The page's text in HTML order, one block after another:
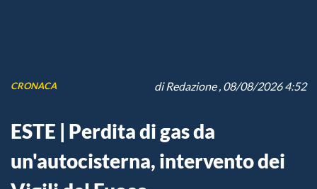
CRONACA diRedazione, 08/08/2026 4:52
ESTE | Perdita di gas da
un'autocisterna, intervento dei